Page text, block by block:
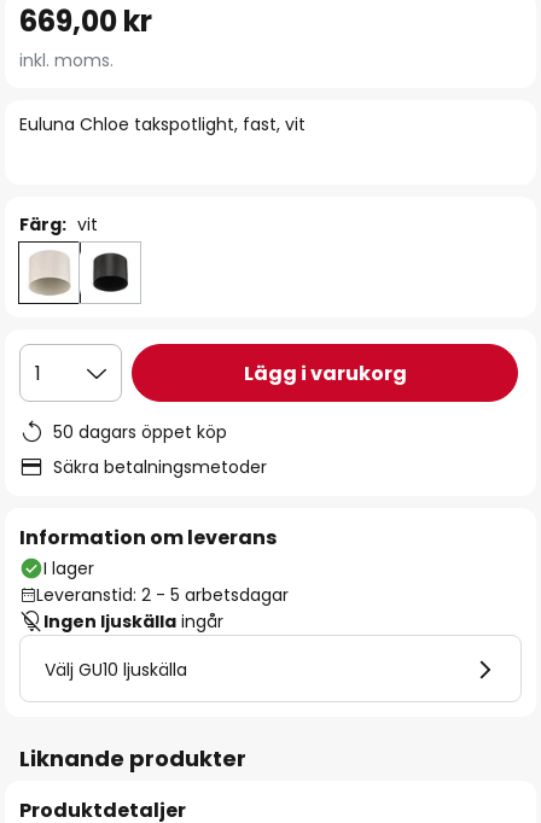
till
början
bildgalleriet
Euluna Chloe takspotlight, fast, vit
669,00 kr
inkl. moms.
Färg: vit
1 Lägg i varukorg
50 dagars öppet köp
Säkra betalningsmetoder
Information om leverans
I lager
Leveranstid: 2 - 5 arbetsdagar
Ingen ljuskälla ingår
Välj GU10 ljuskälla
Liknande produkter
Produktdetaljer